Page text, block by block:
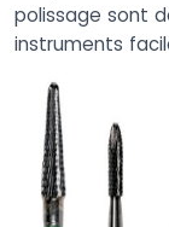
polissage sont
instruments